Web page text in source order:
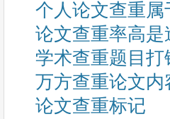
个人论文查重属
论文查重率高是
学术查重题目打
万方查重论文
论文查重标记